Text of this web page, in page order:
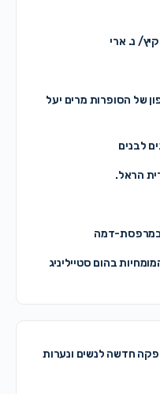
נ. ארי
של הסופרות מרים יעל
לבנים
הראל.
במרפסת-דמה
בהום סטייליניג
חדשה לנשים ונערות